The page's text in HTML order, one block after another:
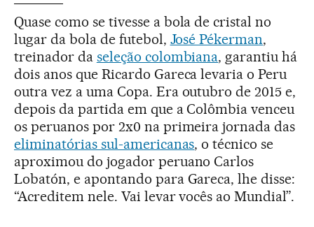
Quase como se tivesse a bola de cristal no
lugar da bola de futebol, José Pékerman,
treinador da seleção colombiana, garantiu há
dois anos que Ricardo Gareca levaria o Peru
outra vez a uma Copa. Era outubro de 2015 e,
depois da partida em que a Colômbia venceu
os peruanos por 2x0 na primeira jornada das
eliminatórias sul-americanas, o técnico se
aproximou do jogador peruano Carlos
Lobatón, e apontando para Gareca, lhe disse:
“Acreditem nele. Vai levar vocês ao Mundial”.